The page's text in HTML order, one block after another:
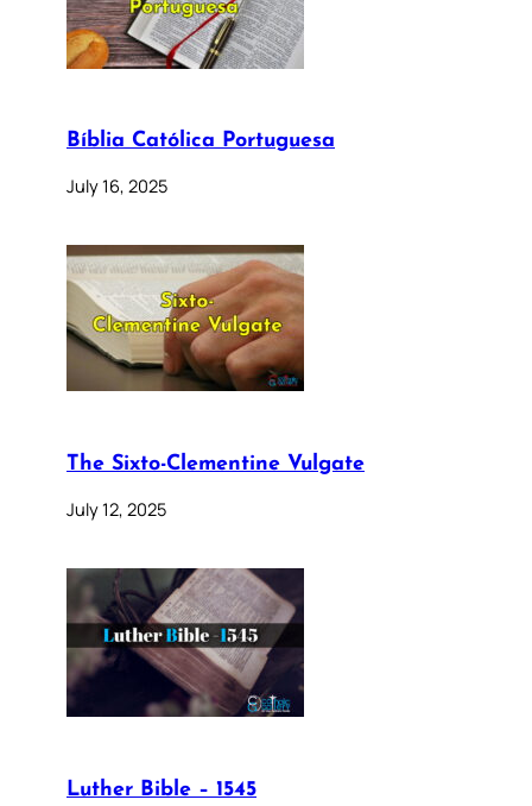
Bíblia Católica Portuguesa
July 16, 2025
The Sixto-Clementine Vulgate
July 12, 2025
Luther Bible – 1545